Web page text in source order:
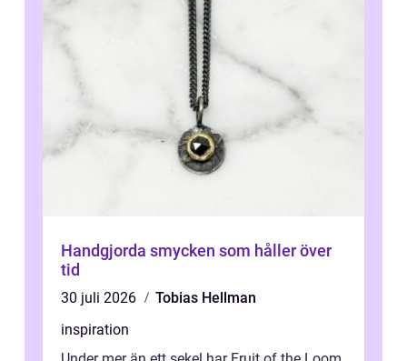
Handgjorda smycken som håller över
tid
30 juli 2026
Tobias Hellman
inspiration